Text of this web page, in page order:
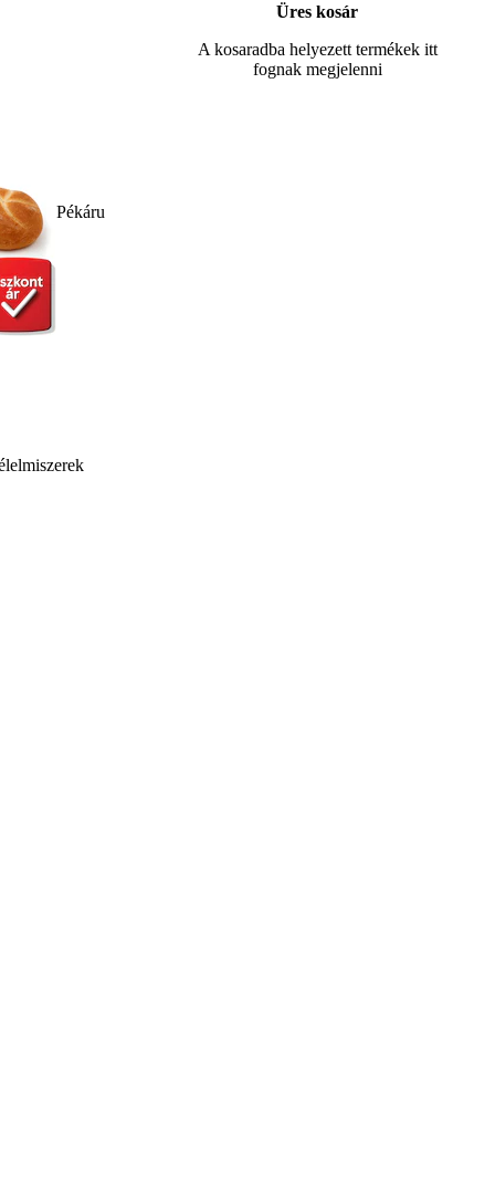
Pékáru
Üres kosár
A kosaradba helyezett termékek itt
fognak megjelenni